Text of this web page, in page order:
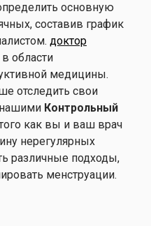
основную
составив график
доктор
области
медицины.
отследить свои
Контрольный
как вы и ваш врач
нерегулярных
различные подходы,
менструации.